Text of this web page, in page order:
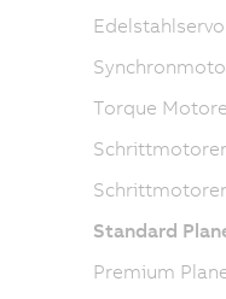
Torque
Standard
Premium